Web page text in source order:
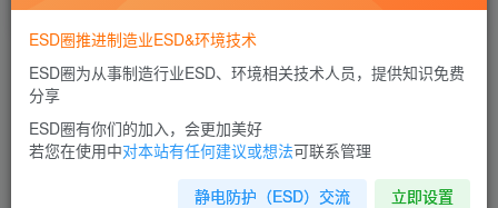
6年前 3W+
ESD圈推进制造业ESD&环境技术
ESD圈为从事制造行业ESD、环境相关技术人员，提供知识免费
分享
ESD圈有你们的加入，会更加美好
若您在使用中对本站有任何建议或想法可联系管理
静电防护（ESD）交流 立即设置